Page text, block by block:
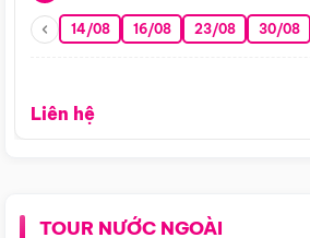
14/08 16/08 23/08 30/08
Liên hệ
TOUR NƯỚC NGOÀI